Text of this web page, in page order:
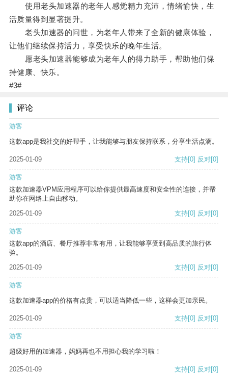
使用老头加速器的老年人感觉精力充沛，情绪愉快，生
活质量得到显著提升。
老头加速器的问世，为老年人带来了全新的健康体验，
让他们继续保持活力，享受快乐的晚年生活。
愿老头加速器能够成为老年人的得力助手，帮助他们保
持健康、快乐。
#3#
评论
游客
这款app是我社交的好帮手，让我能够与朋友保持联系，分享生活点滴。
2025-01-09 支持[0] 反对[0]
游客
这款加速器VPM应用程序可以给你提供最高速度和安全性的连接，并帮
助你在网络上自由移动。
2025-01-09
支持[0] 反对[0]
游客
这款app的酒店、餐厅推荐非常有用，让我能够享受到高品质的旅行体
验。
2025-01-09
支持[0] 反对[0]
游客
这款加速器app的价格有点贵，可以适当降低一些，这样会更加亲民。
2025-01-09 支持[0] 反对[0]
游客
超级好用的加速器，妈妈再也不用担心我的学习啦！
2025-01-09 支持[0] 反对[0]